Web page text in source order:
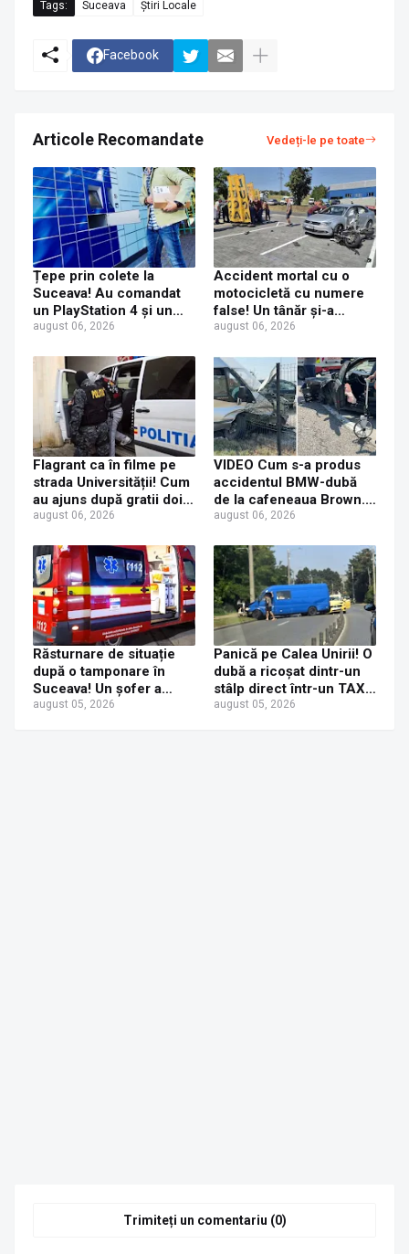
Tags: Suceava Știri Locale
Facebook
Articole Recomandate Vedeți-le pe toate
Țepe prin colete la
Suceava! Au comandat
un PlayStation 4 și un
iPhone 17 Pro Max, dar
o jucărie de plastic
august 06, 2026
Accident mortal cu o
motocicletă cu numere
false! Un tânăr și-a
pierdut viața după ce un
asigure
august 06, 2026
Flagrant ca în filme pe
strada Universității! Cum
au ajuns după gratii doi
tineri care au furat
august 06, 2026
VIDEO Cum s-a produs
accidentul BMW-dubă
de la cafeneaua Brown.
Concluzia polițiștilor
august 06, 2026
Răsturnare de situație
după o tamponare în
Suceava! Un șofer a
ajuns la Urgențe la 24 de
august 05, 2026
Panică pe Calea Unirii! O
dubă a ricoșat dintr-un
stâlp direct într-un TAXI.
O mamă și fetița ei de 6
august 05, 2026
Trimiteți un comentariu (0)